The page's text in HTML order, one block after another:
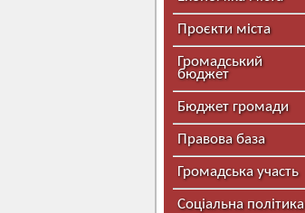
Проєкти міста
Громадський
бюджет
Бюджет громади
Правова база
Громадська участь
Соціальна політика